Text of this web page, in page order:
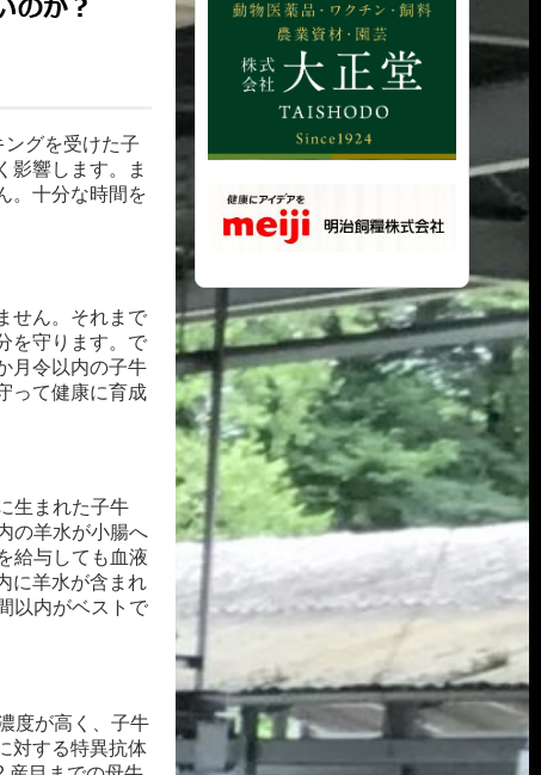
グを受けた子
影響します。ま
。十分な時間を
せん。それまで
守ります。 で
月令以内の子牛
って健康に育成
生まれた子牛
の羊水が小腸へ
給与しても血液
に羊水が含まれ
以内がベストで
度が高く、子牛
対する特異抗体